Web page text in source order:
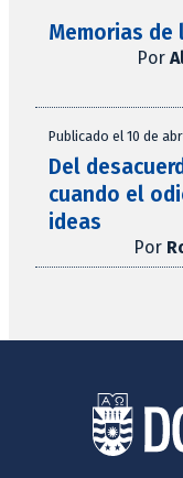
Memorias de
Por
Publicado el 10 de
Del
cuando el
ideas
Por